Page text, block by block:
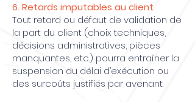
6. Retards imputables au client
Tout retard ou défaut de validation de
la part du client (choix techniques,
décisions administratives, pièces
manquantes, etc.) pourra entraîner la
suspension du délai d’exécution ou
des surcoûts justifiés par avenant.